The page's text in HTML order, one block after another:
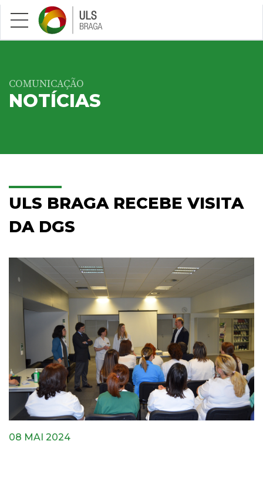
Saltar para conteúdo principal
COMUNICAÇÃO
NOTÍCIAS
ULS BRAGA RECEBE VISITA
DA DGS
08 MAI 2024